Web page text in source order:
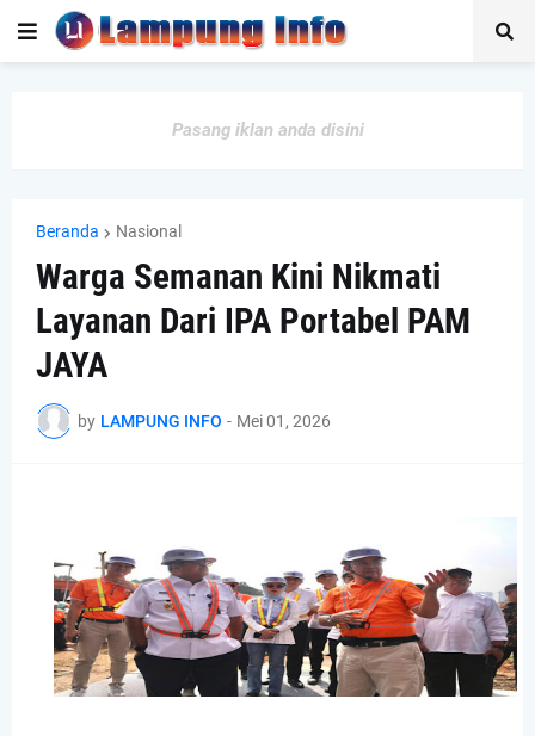
Pasang iklan anda disini
Beranda Nasional
Warga Semanan Kini Nikmati
Layanan Dari IPA Portabel PAM
JAYA
by LAMPUNG INFO - Mei 01, 2026